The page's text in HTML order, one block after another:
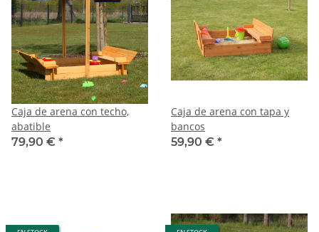
Caja de arena con techo,
abatible
79,90 € *
Caja de arena con tapa y
bancos
59,90 € *